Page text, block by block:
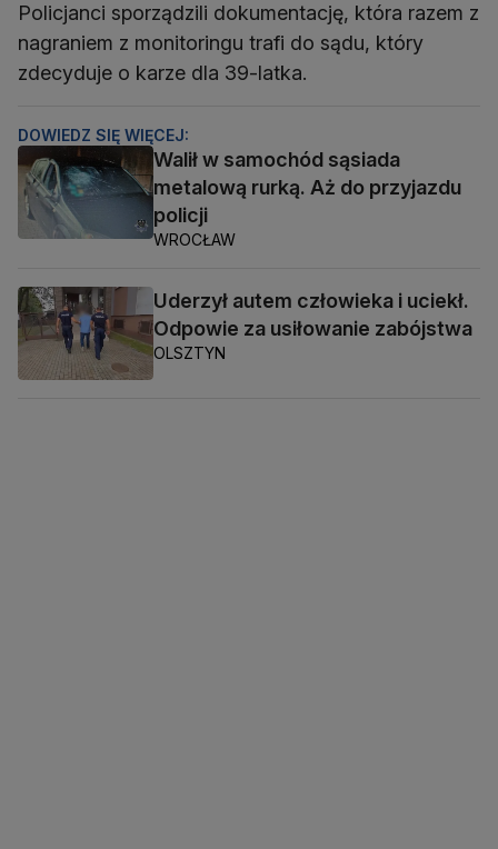
Policjanci sporządzili dokumentację, która razem z
nagraniem z monitoringu trafi do sądu, który
zdecyduje o karze dla 39-latka.
DOWIEDZ SIĘ WIĘCEJ:
Walił w samochód sąsiada
metalową rurką. Aż do przyjazdu
policji
WROCŁAW
Uderzył autem człowieka i uciekł.
Odpowie za usiłowanie zabójstwa
OLSZTYN